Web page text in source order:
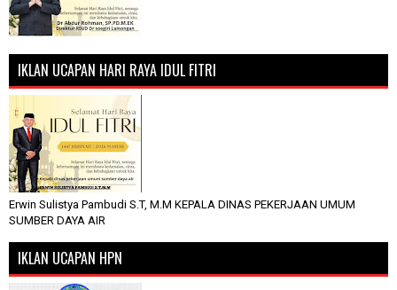
IKLAN UCAPAN HARI RAYA IDUL FITRI
Erwin Sulistya Pambudi S.T, M.M KEPALA DINAS PEKERJAAN UMUM
SUMBER DAYA AIR
IKLAN UCAPAN HPN